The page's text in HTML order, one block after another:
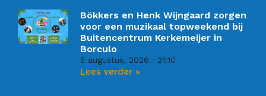
Bökkers en Henk Wijngaard zorgen
voor een muzikaal topweekend bij
Buitencentrum Kerkemeijer in
Borculo
5 augustus, 2026 21:10
Lees verder »